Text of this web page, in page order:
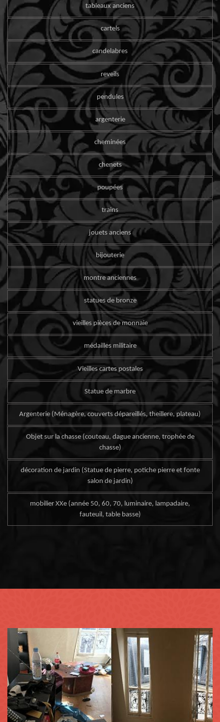
tableaux anciens
cartels
candelabres
reveils
pendules
argenterie
cheminées
chenets
poupées
trains
jouets anciens
bijouterie
montre anciennes
statues de bronze
vieilles pièces de monnaie
médailles militaire
Vieilles cartes postales
Statue de marbre
Argenterie (Ménagère, couverts dépareillés, theillere, plateau)
Objet sur la chasse (couteau, dague ancienne, trophée de
chasse)
décoration de jardin (Statue de pierre, potiche pierre et fonte
salon de jardin)
mobilier XXe (année 50, 60, 70, luminaire, lampadaire,
fauteuil, table basse)